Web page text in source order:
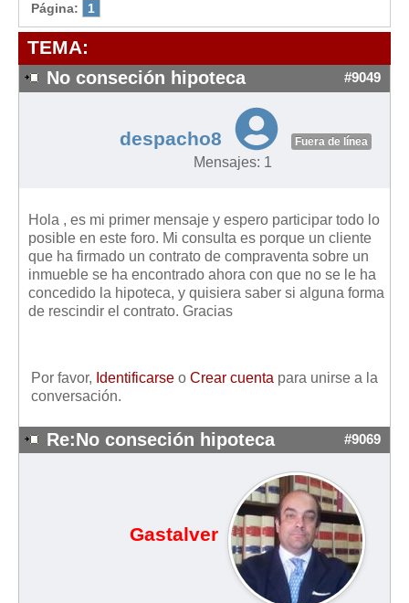
Requerimientos y comunicaciones
Formularios sobre Propiedad Horizontal
Modelos de Convocatoria de Junta de Propietarios
Modelos de Acta de Junta de Propietarios
Requerimientos y comunicaciones
Legislación sobre la Comunidad de Propietarios
Legislación sobre Adquisición de Vivienda en Propiedad
Legislación de interés práctico
Entrar / Salir
Página: 1
TEMA:
No conseción hipoteca #9049
despacho8 Fuera de línea
Mensajes: 1
Hola , es mi primer mensaje y espero participar todo lo
posible en este foro. Mi consulta es porque un cliente
que ha firmado un contrato de compraventa sobre un
inmueble se ha encontrado ahora con que no se le ha
concedido la hipoteca, y quisiera saber si alguna forma
de rescindir el contrato. Gracias
Por favor, Identificarse o Crear cuenta para unirse a la
conversación.
Re:No conseción hipoteca #9069
Gastalver